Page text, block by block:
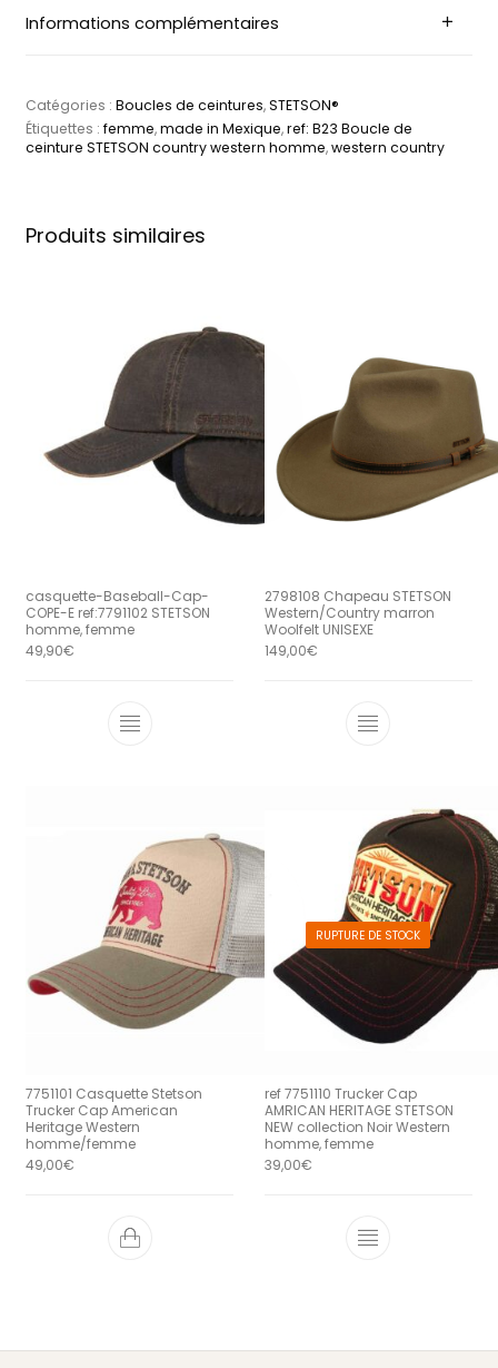
Informations complémentaires
Catégories : Boucles de ceintures,STETSON®
Étiquettes : femme,made in Mexique,ref: B23 Boucle de
ceinture STETSON country western homme,western country
Produits similaires
casquette-Baseball-Cap-
COPE-E ref:7791102 STETSON
homme, femme
49,90€
Ce produit a plusieurs variations.
2798108 Chapeau STETSON
Western/Country marron
Woolfelt UNISEXE
149,00€
Ce produit a
7751101 Casquette Stetson
Trucker Cap American
Heritage Western
homme/femme
49,00€
RUPTURE DE STOCK
ref 7751110 Trucker Cap
AMRICAN HERITAGE STETSON
NEW collection Noir Western
homme, femme
39,00€